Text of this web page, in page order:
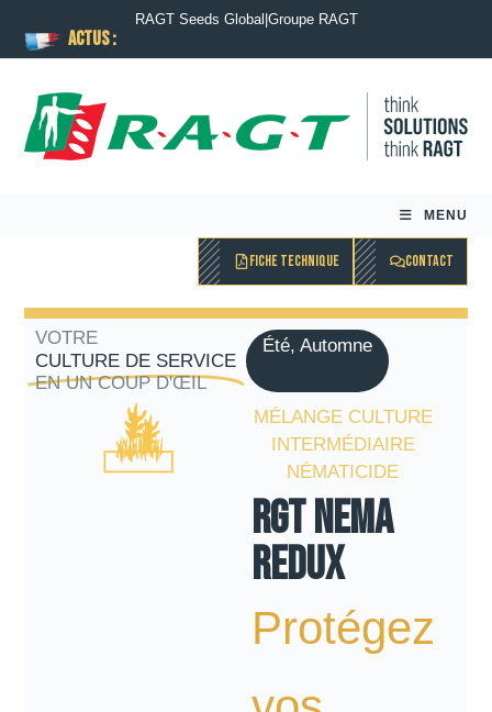
ACTUS :
RAGT Seeds Global Groupe RAGT
MENU
FICHE TECHNIQUE CONTACT
VOTRE
CULTURE DE SERVICE
EN UN COUP D'ŒIL
Été, Automne
MÉLANGE CULTURE
INTERMÉDIAIRE
NÉMATICIDE
RGT NEMA
REDUX
Protégez